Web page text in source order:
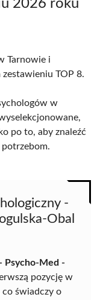
2026 roku
Tarnowie i
zestawieniu TOP 8.
w
po to, aby znaleźć
-
Obal
Psycho-Med -
pozycję w
świadczy o